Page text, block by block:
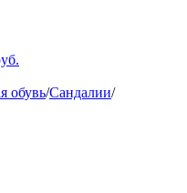
обувь/Сандалии/